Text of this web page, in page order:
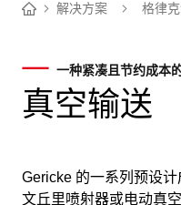
解决方案 格律
一种紧凑且节约成本
真空输送
Gericke 的一系列预设
文丘里喷射器或电动真